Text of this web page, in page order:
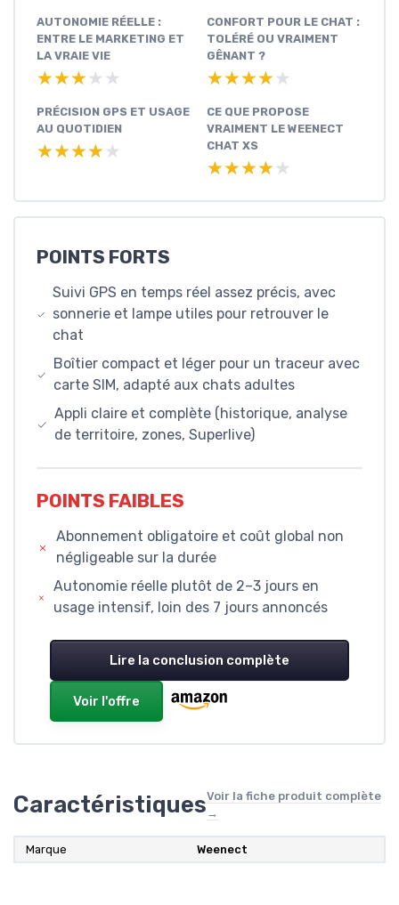
AUTONOMIE RÉELLE :
ENTRE LE MARKETING ET
LA VRAIE VIE
★★★★★
★★★★★
CONFORT POUR LE CHAT :
TOLÉRÉ OU VRAIMENT
GÊNANT ?
★★★★★
★★★★★
PRÉCISION GPS ET USAGE
AU QUOTIDIEN
★★★★★
★★★★★
CE QUE PROPOSE
VRAIMENT LE WEENECT
CHAT XS
★★★★★
★★★★★
POINTS FORTS
Suivi GPS en temps réel assez précis, avec
sonnerie et lampe utiles pour retrouver le
chat
Boîtier compact et léger pour un traceur avec
carte SIM, adapté aux chats adultes
Appli claire et complète (historique, analyse
de territoire, zones, Superlive)
POINTS FAIBLES
Abonnement obligatoire et coût global non
négligeable sur la durée
Autonomie réelle plutôt de 2–3 jours en
usage intensif, loin des 7 jours annoncés
Lire la conclusion complète
Voir l'offre
CaractéristiquesVoir la fiche produit complète
→
Marque Weenect